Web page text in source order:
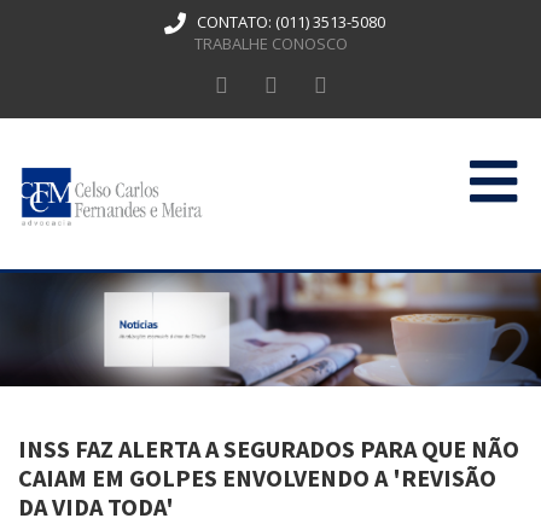
CONTATO: (011) 3513-5080
TRABALHE CONOSCO
HOME
QUEM SOMOS
ATUAÇÃO
CONTATO
INSS FAZ ALERTA A SEGURADOS PARA QUE NÃO
CAIAM EM GOLPES ENVOLVENDO A 'REVISÃO
DA VIDA TODA'